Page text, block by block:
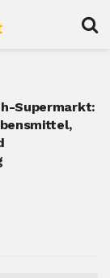
Supermarkt: